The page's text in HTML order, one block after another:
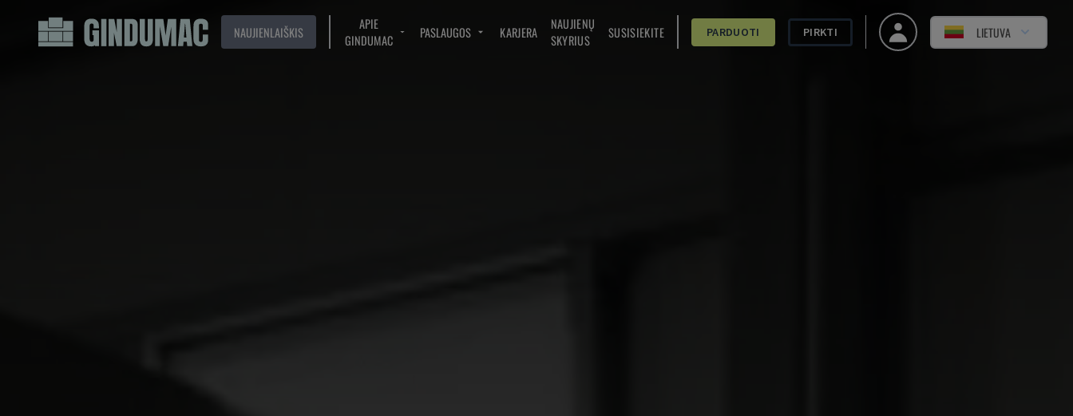
NAUJIENLAIŠKIS
APIE
GINDUMAC
PASLAUGOS KARJERA
NAUJIENŲ
SKYRIUS
SUSISIEKITE PARDUOTI PIRKTI LIETUVA